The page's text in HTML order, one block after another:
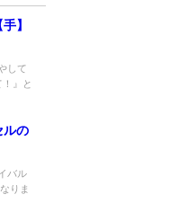
】
して
』と
ルの
バル
りま